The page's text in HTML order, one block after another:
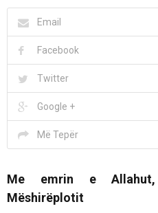
Email
Facebook
Twitter
Google +
Më Tepër
Me emrin e Allahut,
Mëshirëplotit